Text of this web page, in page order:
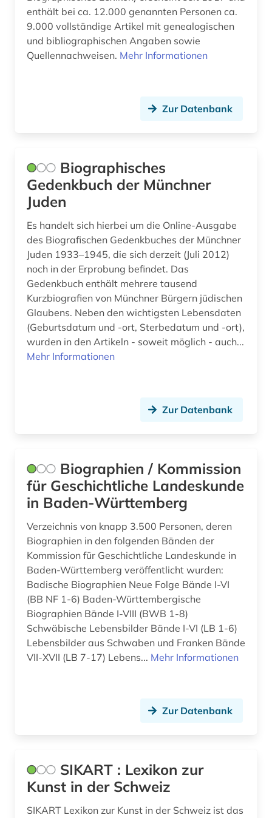
enthält bei ca. 12.000 genannten Personen ca.
9.000 vollständige Artikel mit genealogischen
und bibliographischen Angaben sowie
Quellennachweisen. Mehr Informationen
Zur Datenbank
Biographisches
Gedenkbuch der Münchner
Juden
Es handelt sich hierbei um die Online-Ausgabe
des Biografischen Gedenkbuches der Münchner
Juden 1933–1945, die sich derzeit (Juli 2012)
noch in der Erprobung befindet. Das
Gedenkbuch enthält mehrere tausend
Kurzbiografien von Münchner Bürgern jüdischen
Glaubens. Neben den wichtigsten Lebensdaten
(Geburtsdatum und -ort, Sterbedatum und -ort),
wurden in den Artikeln - soweit möglich - auch...
Mehr Informationen
Zur Datenbank
Biographien / Kommission
für Geschichtliche Landeskunde
in Baden-Württemberg
Verzeichnis von knapp 3.500 Personen, deren
Biographien in den folgenden Bänden der
Kommission für Geschichtliche Landeskunde in
Baden-Württemberg veröffentlicht wurden:
Badische Biographien Neue Folge Bände I-VI
(BB NF 1-6) Baden-Württembergische
Biographien Bände I-VIII (BWB 1-8)
Schwäbische Lebensbilder Bände I-VI (LB 1-6)
Lebensbilder aus Schwaben und Franken Bände
VII-XVII (LB 7-17) Lebens... Mehr Informationen
Zur Datenbank
SIKART : Lexikon zur
Kunst in der Schweiz
SIKART Lexikon zur Kunst in der Schweiz ist das